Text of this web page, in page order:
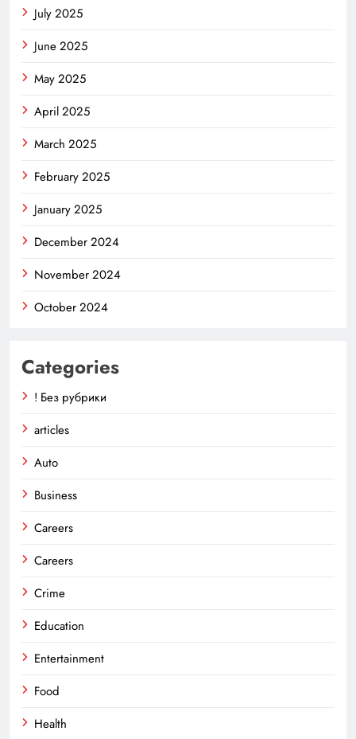
July 2025
June 2025
May 2025
April 2025
March 2025
February 2025
January 2025
December 2024
November 2024
October 2024
Categories
! Без рубрики
articles
Auto
Business
Careers
Careers
Crime
Education
Entertainment
Food
Health